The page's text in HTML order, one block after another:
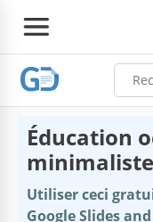
Éducation
Utiliser ceci
Google Slides